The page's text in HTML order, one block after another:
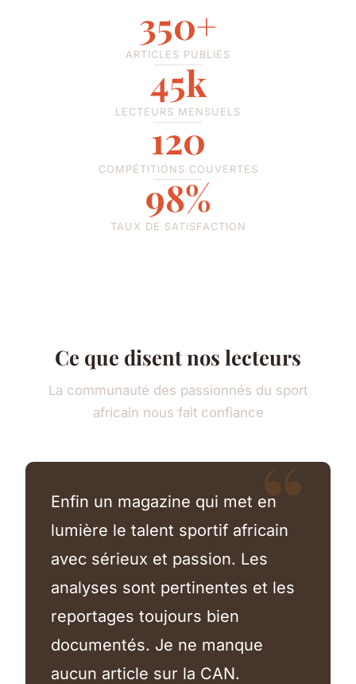
350+
ARTICLES PUBLIÉS
45k
LECTEURS MENSUELS
120
COMPÉTITIONS COUVERTES
98%
TAUX DE SATISFACTION
Ce que disent nos lecteurs
La communauté des passionnés du sport
africain nous fait confiance
Enfin un magazine qui met en
lumière le talent sportif africain
avec sérieux et passion. Les
analyses sont pertinentes et les
reportages toujours bien
documentés. Je ne manque
aucun article sur la CAN.